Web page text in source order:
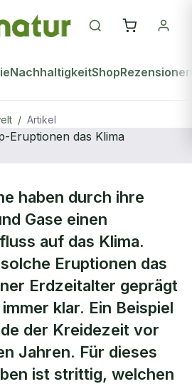
NachhaltigkeitShopRezensionen
/ Artikel
Trapp-Eruptionen
haben durch ihre
Gase einen
auf das Klima.
Eruptionen das
Erdzeitalter geprägt
klar. Ein Beispiel
der Kreidezeit vor
Jahren. Für dieses
ist strittig, welchen